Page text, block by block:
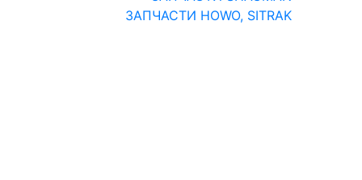
ЗАПЧАСТИ HOWO, SITRAK